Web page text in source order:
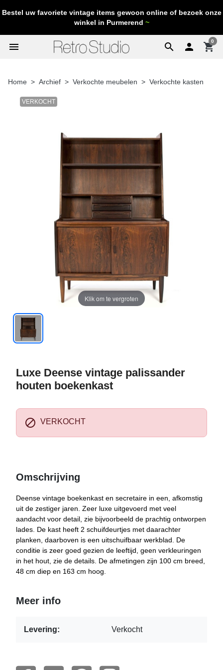
Bestel uw favoriete vintage items gewoon online of bezoek onze
winkel in Purmerend ~
search
menu  shopping_cart
0
Home Archief Verkochte meubelen Verkochte kasten
VERKOCHT
Klik om te vergroten
Luxe Deense vintage palissander
houten boekenkast
 VERKOCHT
Omschrijving
Deense vintage boekenkast en secretaire in een, afkomstig
uit de zestiger jaren. Zeer luxe uitgevoerd met veel
aandacht voor detail, zie bijvoorbeeld de prachtig ontworpen
lades. De kast heeft 2 schuifdeurtjes met daarachter
planken, daarboven is een uitschuifbaar werkblad. De
conditie is zeer goed gezien de leeftijd, geen verkleuringen
in het hout, zie de details. De afmetingen zijn 100 cm breed,
48 cm diep en 163 cm hoog.
Meer info
Levering: Verkocht